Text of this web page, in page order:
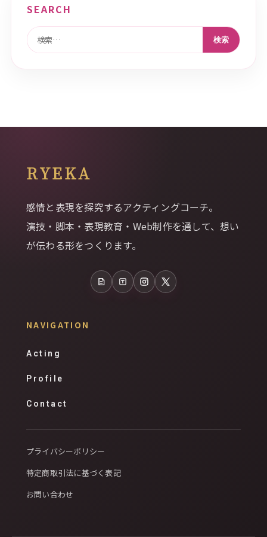
SEARCH
検索:
RYEKA
感情と表現を探究するアクティングコーチ。
演技・脚本・表現教育・Web制作を通して、想い
が伝わる形をつくります。
note TalesInstagram
X
NAVIGATION
Acting
Profile
Contact
プライバシーポリシー
特定商取引法に基づく表記
お問い合わせ